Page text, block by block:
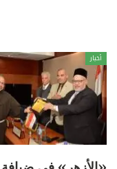
أخبار